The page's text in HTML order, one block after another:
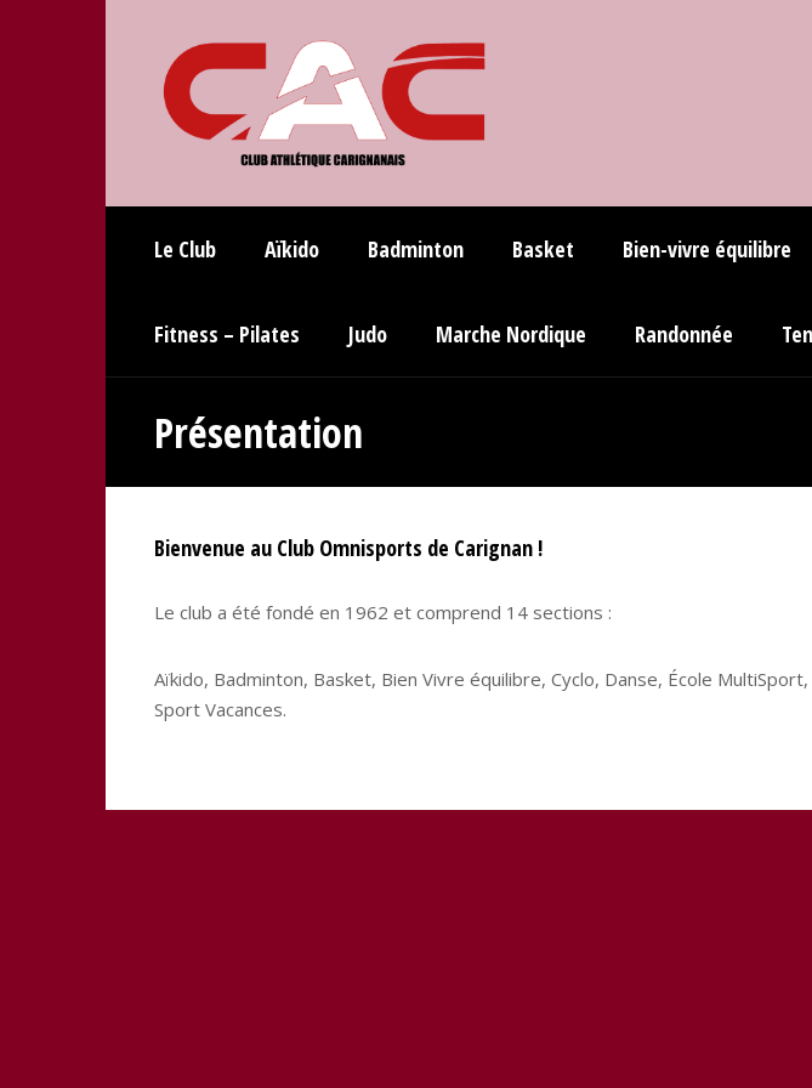
Le Club Aïkido Badminton Basket Bien-vivre équilibre
Fitness – Pilates Judo Marche Nordique Randonnée
Présentation
Bienvenue au Club Omnisports de Carignan !
Le club a été fondé en 1962 et comprend 14 sections :
Aïkido, Badminton, Basket, Bien Vivre équilibre, Cyclo, Danse, École
Sport Vacances.